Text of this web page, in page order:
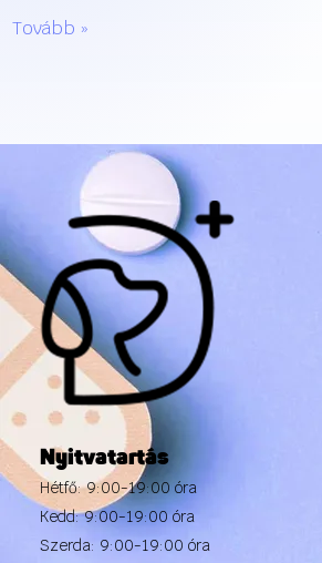
Tovább »
Nyitvatartás
Hétfő: 9:00-19:00 óra
Kedd: 9:00-19:00 óra
Szerda: 9:00-19:00 óra